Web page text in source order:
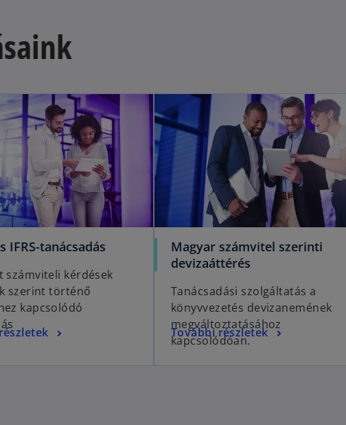
IFRS-tanácsadás
számviteli kérdések
szerint történő
kapcsolódó
Magyar számvitel szerinti
devizaáttérés
Tanácsadási szolgáltatás a
könyvvezetés devizanemének
megváltoztatásához
kapcsolódóan.
További részletek